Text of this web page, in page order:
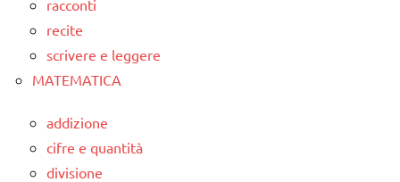
racconti
recite
scrivere e leggere
MATEMATICA
addizione
cifre e quantità
divisione